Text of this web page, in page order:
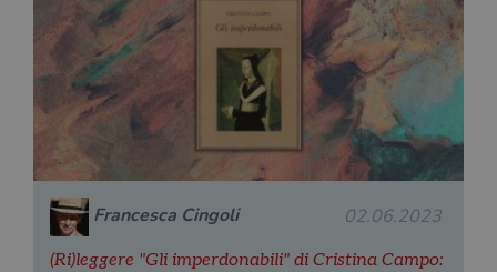
Francesca Cingoli 02.06.2023
(Ri)leggere "Gli imperdonabili" di Cristina Campo: